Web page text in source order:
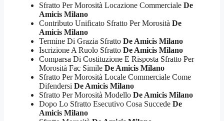
Sfratto Per Morosità Locazione Commerciale De
Amicis Milano
Contributo Unificato Sfratto Per Morosità De
Amicis Milano
Termine Di Grazia Sfratto De Amicis Milano
Iscrizione A Ruolo Sfratto De Amicis Milano
Comparsa Di Costituzione E Risposta Sfratto Per
Morosità Fac Simile De Amicis Milano
Sfratto Per Morosità Locale Commerciale Come
Difendersi De Amicis Milano
Sfratto Per Morosità Modello De Amicis Milano
Dopo Lo Sfratto Esecutivo Cosa Succede De
Amicis Milano